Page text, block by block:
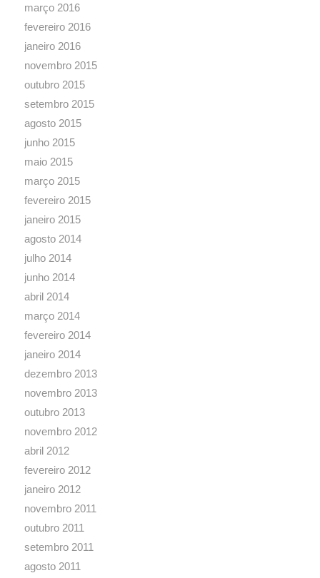
março 2016
fevereiro 2016
janeiro 2016
novembro 2015
outubro 2015
setembro 2015
agosto 2015
junho 2015
maio 2015
março 2015
fevereiro 2015
janeiro 2015
agosto 2014
julho 2014
junho 2014
abril 2014
março 2014
fevereiro 2014
janeiro 2014
dezembro 2013
novembro 2013
outubro 2013
novembro 2012
abril 2012
fevereiro 2012
janeiro 2012
novembro 2011
outubro 2011
setembro 2011
agosto 2011